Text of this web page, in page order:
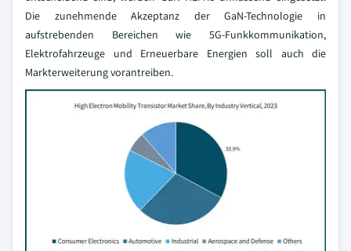
Die zunehmende Akzeptanz der GaN-Technologie in
aufstrebenden Bereichen wie 5G-Funkkommunikation,
Elektrofahrzeuge und Erneuerbare Energien soll auch die
Markterweiterung vorantreiben.